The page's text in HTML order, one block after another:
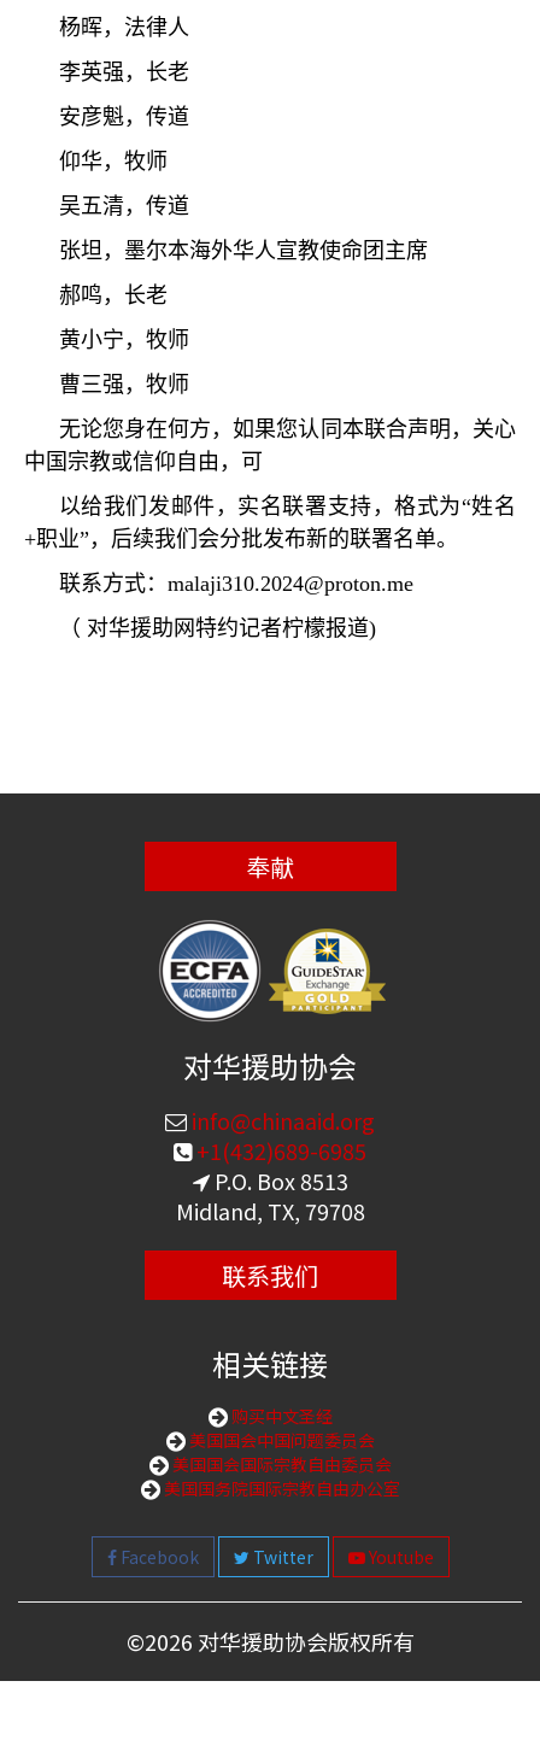
杨晖，法律人
李英强，长老
安彦魁，传道
仰华，牧师
吴五清，传道
张坦，墨尔本海外华人宣教使命团主席
郝鸣，长老
黄小宁，牧师
曹三强，牧师
无论您身在何方，如果您认同本联合声明，关心
中国宗教或信仰自由，可
以给我们发邮件，实名联署支持，格式为“姓名
+职业” ，后续我们会分批发布新的联署名单。
联系方式： malaji310.2024@proton.me
（ 对华援助网特约记者柠檬报道)
奉献
对华援助协会
info@chinaaid.org
+1(432)689-6985
P.O. Box 8513
Midland, TX, 79708
联系我们
相关链接
购买中文圣经
美国国会中国问题委员会
美国国会国际宗教自由委员会
美国国务院国际宗教自由办公室
Facebook Twitter Youtube
©2026 对华援助协会版权所有